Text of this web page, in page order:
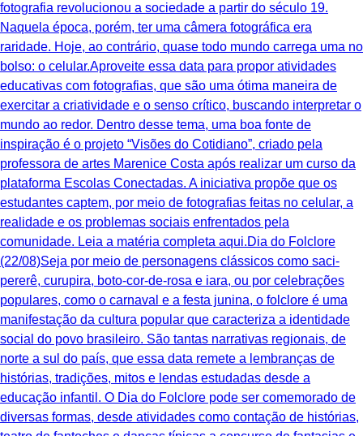
fotografia revolucionou a sociedade a partir do século 19.
Naquela época, porém, ter uma câmera fotográfica era
raridade. Hoje, ao contrário, quase todo mundo carrega uma no
bolso: o celular.Aproveite essa data para propor atividades
educativas com fotografias, que são uma ótima maneira de
exercitar a criatividade e o senso crítico, buscando interpretar o
mundo ao redor. Dentro desse tema, uma boa fonte de
inspiração é o projeto “Visões do Cotidiano”, criado pela
professora de artes Marenice Costa após realizar um curso da
plataforma Escolas Conectadas. A iniciativa propõe que os
estudantes captem, por meio de fotografias feitas no celular, a
realidade e os problemas sociais enfrentados pela
comunidade. Leia a matéria completa aqui.Dia do Folclore
(22/08)Seja por meio de personagens clássicos como saci-
pererê, curupira, boto-cor-de-rosa e iara, ou por celebrações
populares, como o carnaval e a festa junina, o folclore é uma
manifestação da cultura popular que caracteriza a identidade
social do povo brasileiro. São tantas narrativas regionais, de
norte a sul do país, que essa data remete a lembranças de
histórias, tradições, mitos e lendas estudadas desde a
educação infantil. O Dia do Folclore pode ser comemorado de
diversas formas, desde atividades como contação de histórias,